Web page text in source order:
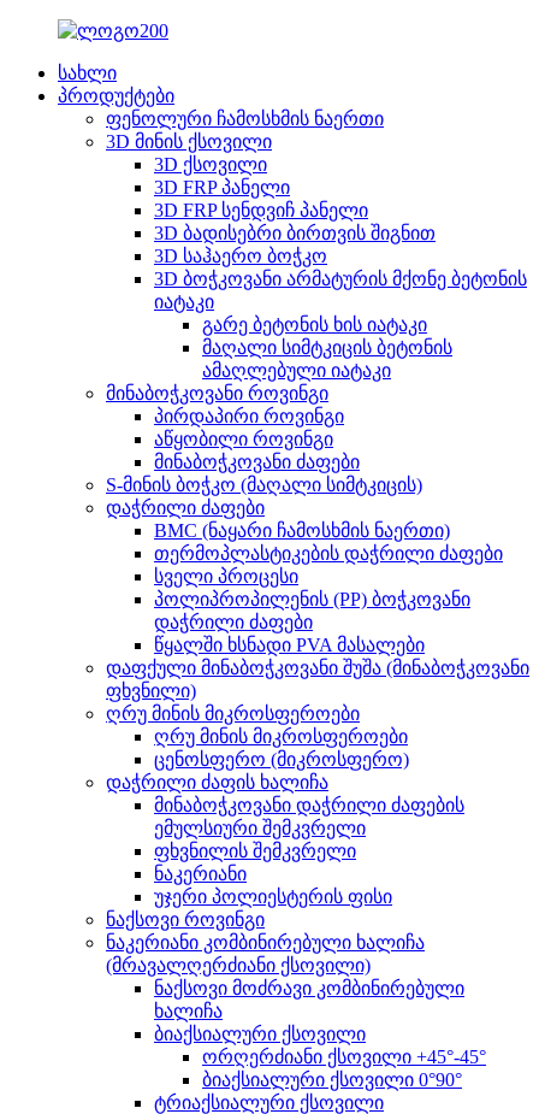
სახლი
პროდუქტები
ფენოლური ჩამოსხმის ნაერთი
3D მინის ქსოვილი
3D ქსოვილი
3D FRP პანელი
3D FRP სენდვიჩ პანელი
3D ბადისებრი ბირთვის შიგნით
3D საჰაერო ბოჭკო
3D ბოჭკოვანი არმატურის მქონე ბეტონის
იატაკი
გარე ბეტონის ხის იატაკი
მაღალი სიმტკიცის ბეტონის
ამაღლებული იატაკი
მინაბოჭკოვანი როვინგი
პირდაპირი როვინგი
აწყობილი როვინგი
მინაბოჭკოვანი ძაფები
S-მინის ბოჭკო (მაღალი სიმტკიცის)
დაჭრილი ძაფები
BMC (ნაყარი ჩამოსხმის ნაერთი)
თერმოპლასტიკების დაჭრილი ძაფები
სველი პროცესი
პოლიპროპილენის (PP) ბოჭკოვანი
დაჭრილი ძაფები
წყალში ხსნადი PVA მასალები
დაფქული მინაბოჭკოვანი შუშა (მინაბოჭკოვანი
ფხვნილი)
ღრუ მინის მიკროსფეროები
ღრუ მინის მიკროსფეროები
ცენოსფერო (მიკროსფერო)
დაჭრილი ძაფის ხალიჩა
მინაბოჭკოვანი დაჭრილი ძაფების
ემულსიური შემკვრელი
ფხვნილის შემკვრელი
ნაკერიანი
უჯერი პოლიესტერის ფისი
ნაქსოვი როვინგი
ნაკერიანი კომბინირებული ხალიჩა
(მრავალღერძიანი ქსოვილი)
ნაქსოვი მოძრავი კომბინირებული
ხალიჩა
ბიაქსიალური ქსოვილი
ორღერძიანი ქსოვილი +45°-45°
ბიაქსიალური ქსოვილი 0°90°
ტრიაქსიალური ქსოვილი